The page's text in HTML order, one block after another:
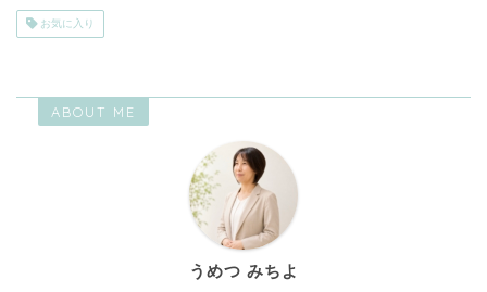
お気に入り
ABOUT ME
うめつ みちよ